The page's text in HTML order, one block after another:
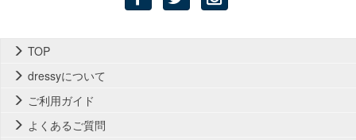
TOP
dressyについて
ご利用ガイド
よくあるご質問